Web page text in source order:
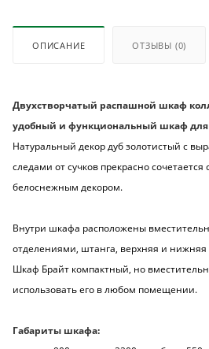
ОПИСАНИЕ ОТЗЫВЫ (0)
Двухстворчатый распашной шкаф
удобный и функциональный шкаф
Натуральный декор дуб золотистый с
следами от сучков прекрасно
белоснежным декором.
Внутри шкафа расположены
отделениями, штанга, верхняя и нижняя
Шкаф Брайт компактный, но
использовать его в любом помещении.
Габариты шкафа: